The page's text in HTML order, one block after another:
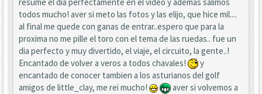
todos mucho! aver si meto las fotos y las elijo, que hice mil....
al final me quede con ganas de entrar..espero que para la
proxima no me pille el toro con el tema de las ruedas.. fue un
dia perfecto y muy divertido, el viaje, el circuito, la gente..!
Encantado de volver a veros a todos chavales!
y
encantado de conocer tambien a los asturianos del golf
amigos de little_clay, me rei mucho!
aver si volvemos a